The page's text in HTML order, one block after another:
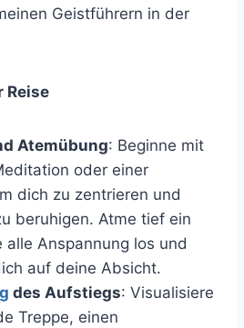
Geistführern in der
Reise
Atemübung: Beginne mit
oder einer
dich zu zentrieren und
beruhigen. Atme tief ein
alle Anspannung los und
auf deine Absicht.
des Aufstiegs: Visualisiere
Treppe, einen